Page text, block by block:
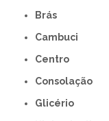
Brás
Cambuci
Centro
Consolação
Glicério